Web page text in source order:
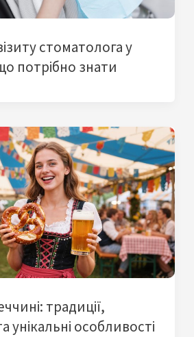
стоматолога у
потрібно знати
традиції,
унікальні особливості